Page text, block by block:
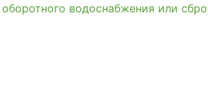
водоснабжения или